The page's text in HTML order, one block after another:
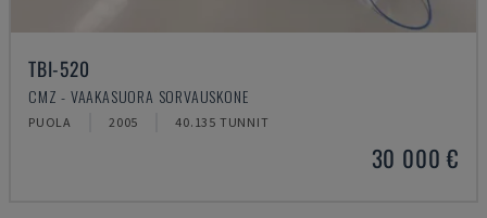
TBI-520
CMZ - VAAKASUORA SORVAUSKONE
PUOLA 2005 40.135 TUNNIT
30 000 €